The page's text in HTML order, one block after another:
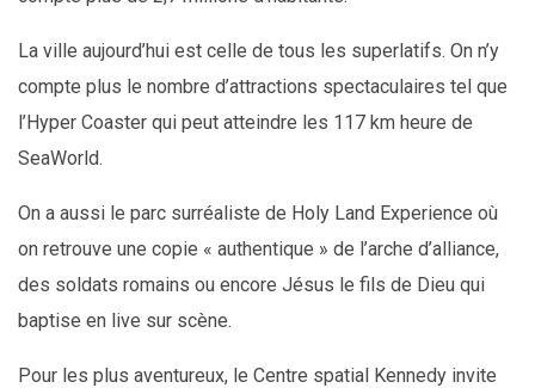
La ville aujourd’hui est celle de tous les superlatifs. On n’y
compte plus le nombre d’attractions spectaculaires tel que
l’Hyper Coaster qui peut atteindre les 117 km heure de
SeaWorld.
On a aussi le parc surréaliste de Holy Land Experience où
on retrouve une copie « authentique » de l’arche d’alliance,
des soldats romains ou encore Jésus le fils de Dieu qui
baptise en live sur scène.
Pour les plus aventureux, le Centre spatial Kennedy invite